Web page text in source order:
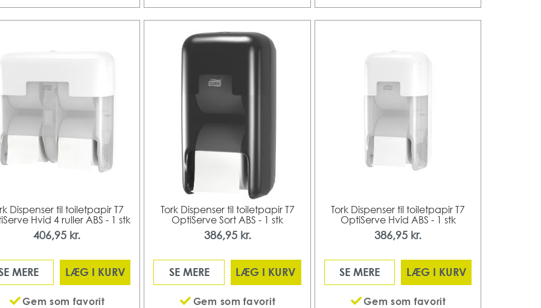
Dispenser til toiletpapir T7
Hvid 4 ruller ABS - 1 stk
406,95 kr.
MERE LÆG I KURV
Gem som favorit
Tork Dispenser til toiletpapir T7
OptiServe Sort ABS - 1 stk
386,95 kr.
SE MERE LÆG I KURV
Gem som favorit
Tork Dispenser til toiletpapir T7
OptiServe Hvid ABS - 1 stk
386,95 kr.
SE MERE LÆG I KURV
Gem som favorit